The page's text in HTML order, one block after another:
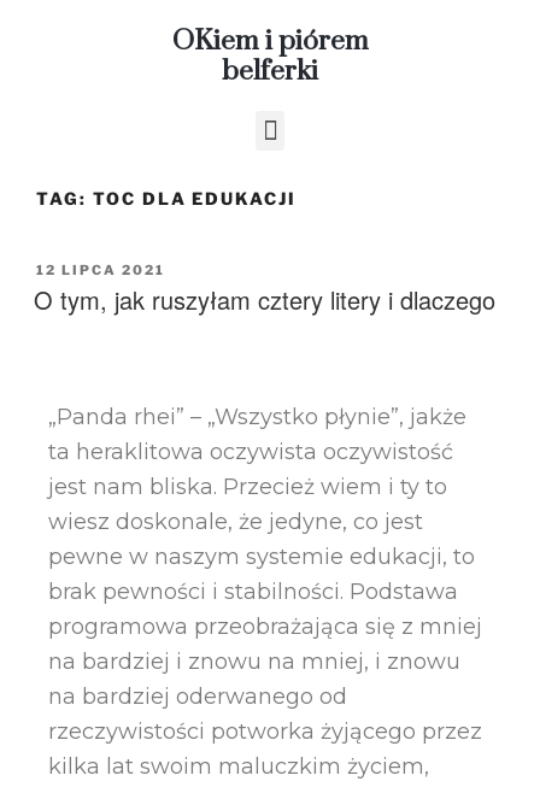
OKiem i piórem
belferki
TAG: TOC DLA EDUKACJI
12 LIPCA 2021
O tym, jak ruszyłam cztery litery i dlaczego
„Panda rhei” – „Wszystko płynie”, jakże
ta heraklitowa oczywista oczywistość
jest nam bliska. Przecież wiem i ty to
wiesz doskonale, że jedyne, co jest
pewne w naszym systemie edukacji, to
brak pewności i stabilności. Podstawa
programowa przeobrażająca się z mniej
na bardziej i znowu na mniej, i znowu
na bardziej oderwanego od
rzeczywistości potworka żyjącego przez
kilka lat swoim maluczkim życiem,